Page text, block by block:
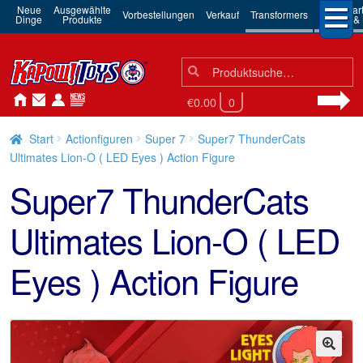
Neue
Dinge
Ausgewählte
Produkte Vorbestellungen Verkauf Transformers 3rd
Robots
Suchen
nach:
Suche
€0.00 0
Start Actionfiguren Super 7
Super7 ThunderCats
Ultimates Lion-O ( LED Eyes ) Action Figure
Super7 ThunderCats
Ultimates Lion-O ( LED
Eyes ) Action Figure